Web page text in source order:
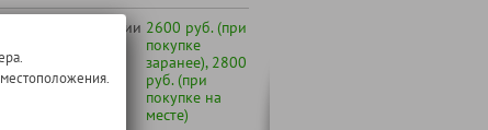
истории 2600 руб. (при
покупке
заранее), 2800
руб. (при
покупке на
месте)